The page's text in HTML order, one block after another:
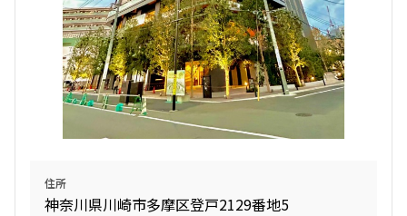
住所
神奈川県川崎市多摩区登戸2129番地5